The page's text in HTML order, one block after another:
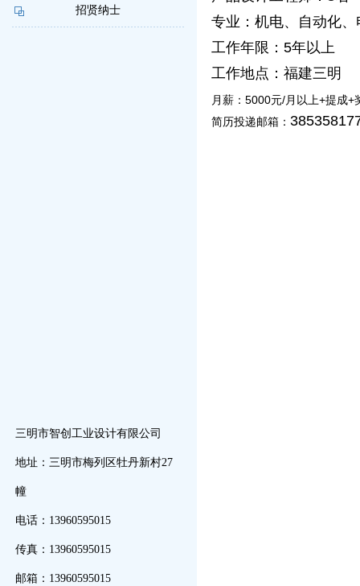
招贤纳士
三明市智创工业设计有限公司
地址：三明市梅列区牡丹新村27
幢
电话：13960595015
传真：13960595015
邮箱：13960595015
专业：机电、自动化、
工作年限： 5年以上
工作地点：福建三明
月薪： 5000元/月以上+提成+
简历投递邮箱：